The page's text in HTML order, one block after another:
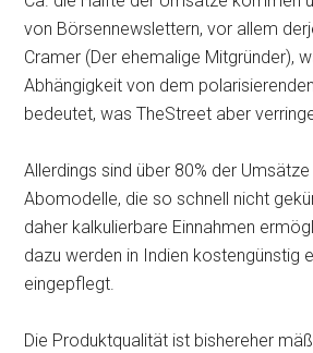
von Börsennewslettern, vor allem
Cramer (Der ehemalige Mitgründer),
Abhängigkeit von dem
bedeutet, was TheStreet aber
Allerdings sind über 80% der
Abomodelle, die so schnell nicht
daher kalkulierbare Einnahmen
dazu werden in Indien kostengünstig
eingepflegt.
Die Produktqualität ist bishereher